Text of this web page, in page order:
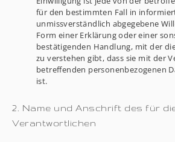
für den bestimmten Fall in
unmissverständlich abgegebene
Form einer Erklärung oder einer
bestätigenden Handlung, mit der
zu verstehen gibt, dass sie mit der
betreffenden personenbezogenen
ist.
2. Name und Anschrift des für
Verantwortlichen